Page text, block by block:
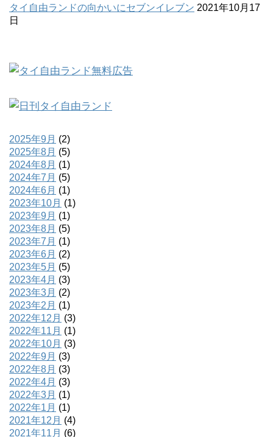
タイ自由ランドの向かいにセブンイレブン 2021年10月17
日
2025年9月 (2)
2025年8月 (5)
2024年8月 (1)
2024年7月 (5)
2024年6月 (1)
2023年10月 (1)
2023年9月 (1)
2023年8月 (5)
2023年7月 (1)
2023年6月 (2)
2023年5月 (5)
2023年4月 (3)
2023年3月 (2)
2023年2月 (1)
2022年12月 (3)
2022年11月 (1)
2022年10月 (3)
2022年9月 (3)
2022年8月 (3)
2022年4月 (3)
2022年3月 (1)
2022年1月 (1)
2021年12月 (4)
2021年11月 (6)